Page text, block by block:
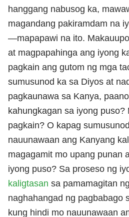
hanggang nabusog ka,
magandang pakiramdam na
—mapapawi na ito.
at magpapahinga ang iyong
pagkain ang gutom ng mga
sumusunod ka sa Diyos at
pagkaunawa sa Kanya,
kahungkagan sa iyong puso?
pagkain? O kapag
nauunawaan ang Kanyang
magagamit mo upang punan
iyong puso? Sa proseso ng
kaligtasan sa pamamagitan
naghahangad ng pagbabago
kung hindi mo nauunawaan